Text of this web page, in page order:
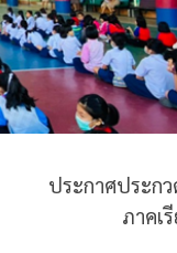
ประกาศประกว
ภาคเ